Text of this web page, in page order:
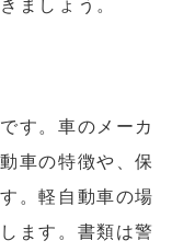
ましょう。
す。車のメーカ
車の特徴や、保
。軽自動車の場
ます。書類は警